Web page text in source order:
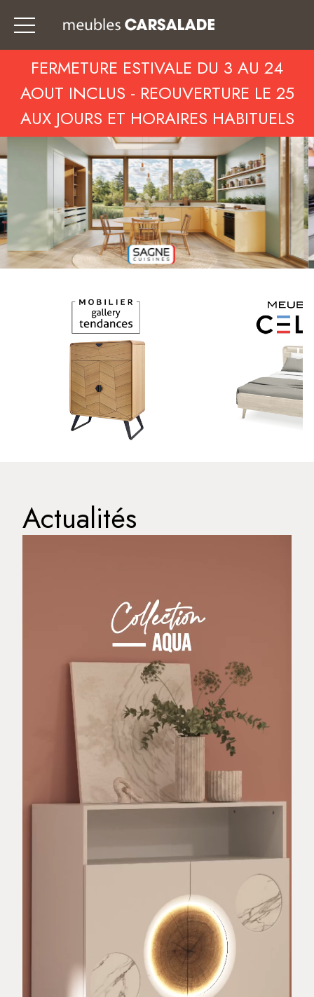
FERMETURE ESTIVALE DU 3 AU 24
AOUT INCLUS - REOUVERTURE LE 25
AUX JOURS ET HORAIRES HABITUELS
Actualités